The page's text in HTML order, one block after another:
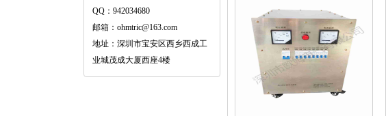
QQ：942034680
邮箱：ohmtric@163.com
地址：深圳市宝安区西乡西成工
业城茂成大厦西座4楼